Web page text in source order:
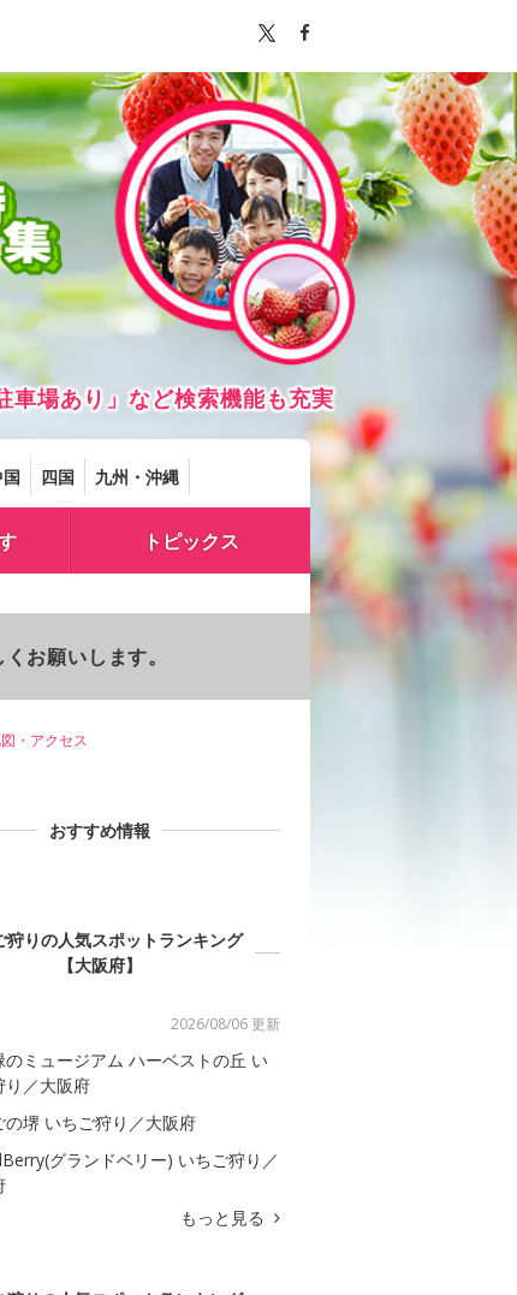
車場あり」など検索機能も充実
四国 九州・沖縄
トピックス
お願いします。
・アクセス
おすすめ情報
狩りの人気スポットランキング
【大阪府】
2026/08/06 更新
のミュージアム ハーベストの丘 い
り／大阪府
の堺 いちご狩り／大阪府
グランドベリー) いちご狩り／
もっと見る